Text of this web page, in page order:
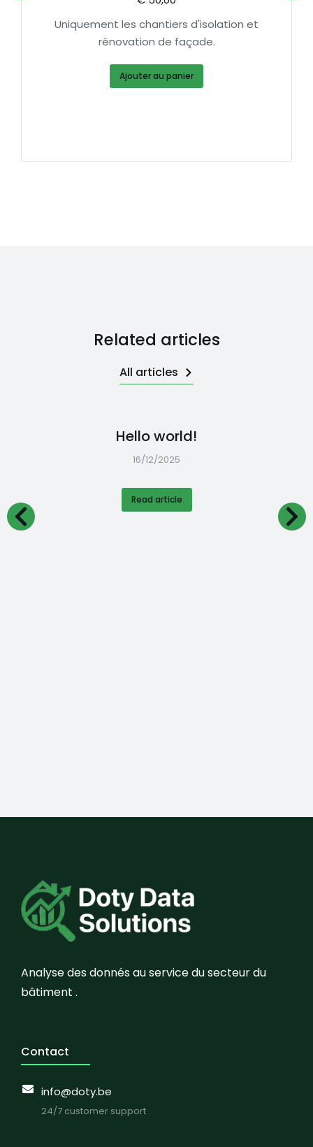
Uniquement les chantiers d'isolation et
rénovation de façade.
Ajouter au panier
Related articles
All articles
Hello world!
16/12/2025
Read article
Analyse des donnés au service du secteur du
bâtiment .
Contact
info@doty.be
24/7 customer support